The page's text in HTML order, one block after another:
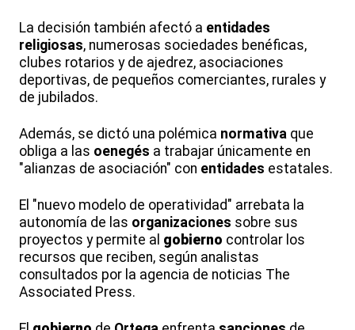
La decisión también afectó a entidades
religiosas, numerosas sociedades benéficas,
clubes rotarios y de ajedrez, asociaciones
deportivas, de pequeños comerciantes, rurales y
de jubilados.
Además, se dictó una polémica normativa que
obliga a las oenegés a trabajar únicamente en
"alianzas de asociación" con entidades estatales.
El "nuevo modelo de operatividad" arrebata la
autonomía de las organizaciones sobre sus
proyectos y permite al gobierno controlar los
recursos que reciben, según analistas
consultados por la agencia de noticias The
Associated Press.